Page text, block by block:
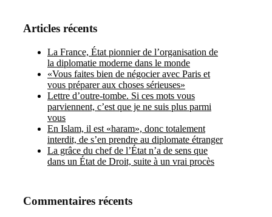
Articles récents
La France, État pionnier de l’organisation de
la diplomatie moderne dans le monde
«Vous faites bien de négocier avec Paris et
vous préparer aux choses sérieuses»
Lettre d’outre-tombe. Si ces mots vous
parviennent, c’est que je ne suis plus parmi
vous
En Islam, il est «haram», donc totalement
interdit, de s’en prendre au diplomate étranger
La grâce du chef de l’État n’a de sens que
dans un État de Droit, suite à un vrai procès
Commentaires récents